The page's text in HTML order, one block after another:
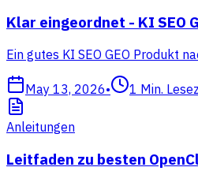
Klar eingeordnet - KI SEO
Ein gutes KI SEO GEO Produkt
May 13, 2026• 1 Min.
Anleitungen
Leitfaden zu besten